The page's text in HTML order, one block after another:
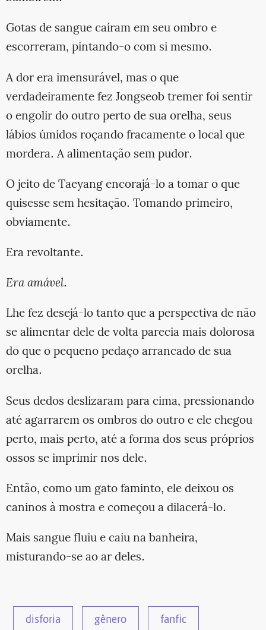
Gotas de sangue caíram em seu ombro e
escorreram, pintando-o com si mesmo.
A dor era imensurável, mas o que
verdadeiramente fez Jongseob tremer foi sentir
o engolir do outro perto de sua orelha, seus
lábios úmidos roçando fracamente o local que
mordera. A alimentação sem pudor.
O jeito de Taeyang encorajá-lo a tomar o que
quisesse sem hesitação. Tomando primeiro,
obviamente.
Era revoltante.
Era amável.
Lhe fez desejá-lo tanto que a perspectiva de não
se alimentar dele de volta parecia mais dolorosa
do que o pequeno pedaço arrancado de sua
orelha.
Seus dedos deslizaram para cima, pressionando
até agarrarem os ombros do outro e ele chegou
perto, mais perto, até a forma dos seus próprios
ossos se imprimir nos dele.
Então, como um gato faminto, ele deixou os
caninos à mostra e começou a dilacerá-lo.
Mais sangue fluiu e caiu na banheira,
misturando-se ao ar deles.
disforia gênero fanfic